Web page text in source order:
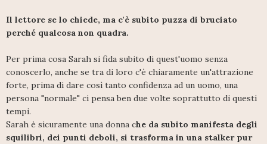
Il lettore se lo chiede, ma c'è subito puzza di bruciato
perché qualcosa non quadra.
Per prima cosa Sarah si fida subito di quest'uomo senza
conoscerlo, anche se tra di loro c'è chiaramente un'attrazione
forte, prima di dare così tanto confidenza ad un uomo, una
persona "normale" ci pensa ben due volte soprattutto di questi
tempi.
Sarah è sicuramente una donna che da subito manifesta degli
squilibri, dei punti deboli, si trasforma in una stalker pur